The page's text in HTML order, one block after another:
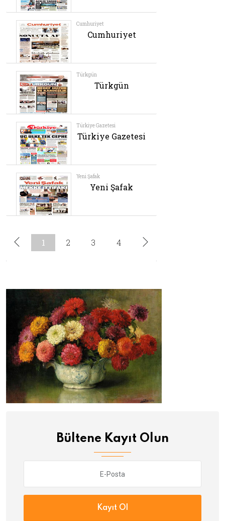
Bültene Kayıt Olun
Kayıt Ol